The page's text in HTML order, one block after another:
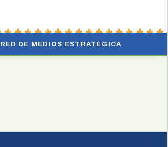
RED DE MEDIOS ESTRATÉGICA